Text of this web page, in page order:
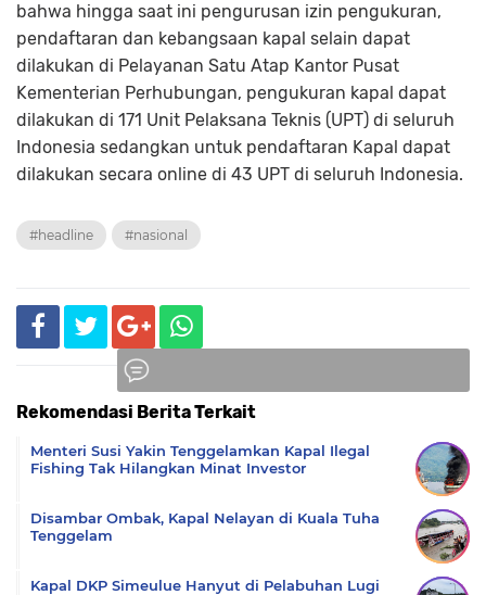
bahwa hingga saat ini pengurusan izin pengukuran,
pendaftaran dan kebangsaan kapal selain dapat
dilakukan di Pelayanan Satu Atap Kantor Pusat
Kementerian Perhubungan, pengukuran kapal dapat
dilakukan di 171 Unit Pelaksana Teknis (UPT) di seluruh
Indonesia sedangkan untuk pendaftaran Kapal dapat
dilakukan secara online di 43 UPT di seluruh Indonesia.
#headline #nasional
Rekomendasi Berita Terkait
Menteri Susi Yakin Tenggelamkan Kapal Ilegal
Fishing Tak Hilangkan Minat Investor
Disambar Ombak, Kapal Nelayan di Kuala Tuha
Tenggelam
Kapal DKP Simeulue Hanyut di Pelabuhan Lugi